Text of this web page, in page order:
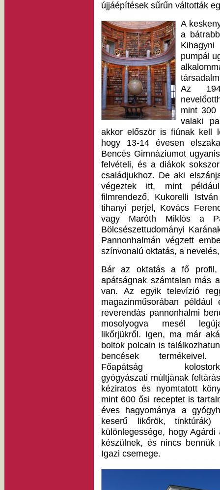
újjáépítések sűrűn váltották
A
a
pumpál
Az
mint 300
valaki
akkor először is fiúnak kell
hogy 13-14 évesen
Bencés Gimnáziumot
felvételi, és a diákok
családjukhoz. De aki
végeztek itt, mint
filmrendező, Kukorelli
tihanyi perjel, Kovács
vagy Maróth Miklós a
Bölcsészettudományi
Pannonhalmán végzett
színvonalú oktatás, a
Bár az oktatás a fő
apátságnak számtalan más
van. Az egyik televízió
magazinműsorában például
reverendás pannonhalmi
mosolyogva mesél
likőrjükről. Igen, ma már
boltok polcain is
bencések
Főapátság
gyógyászati múltjának
kéziratos és nyomtatott
mint 600 ősi receptet is
éves hagyománya a
keserű likőrök, tinktúrák)
különlegessége, hogy
készülnek, és nincs bennük
Igazi csemege.